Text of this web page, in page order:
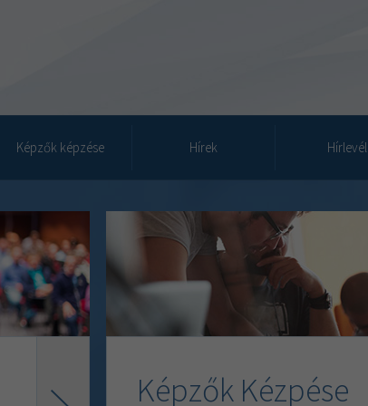
Képzők képzése Hírek Hírlevél
Képzők Kézpése